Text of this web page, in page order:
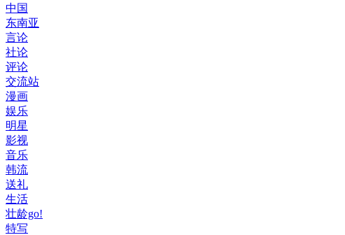
中国
东南亚
言论
社论
评论
交流站
漫画
娱乐
明星
影视
音乐
韩流
送礼
生活
壮龄go!
特写